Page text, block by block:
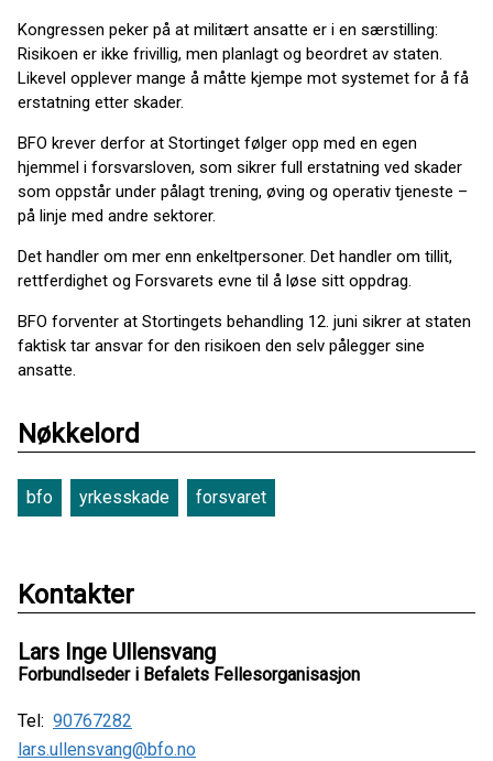
Kongressen peker på at militært ansatte er i en særstilling:
Risikoen er ikke frivillig, men planlagt og beordret av staten.
Likevel opplever mange å måtte kjempe mot systemet for å få
erstatning etter skader.
BFO krever derfor at Stortinget følger opp med en egen
hjemmel i forsvarsloven, som sikrer full erstatning ved skader
som oppstår under pålagt trening, øving og operativ tjeneste –
på linje med andre sektorer.
Det handler om mer enn enkeltpersoner. Det handler om tillit,
rettferdighet og Forsvarets evne til å løse sitt oppdrag.
BFO forventer at Stortingets behandling 12. juni sikrer at staten
faktisk tar ansvar for den risikoen den selv pålegger sine
ansatte.
Nøkkelord
bfo yrkesskade forsvaret
Kontakter
Lars Inge Ullensvang
Forbundlseder i Befalets Fellesorganisasjon
Tel: 90767282
lars.ullensvang@bfo.no